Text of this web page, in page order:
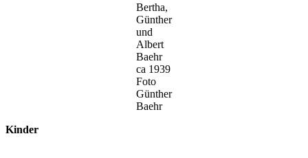
Bertha,
Günther
und
Albert
Baehr
ca 1939
Foto
Günther
Baehr
Kinder